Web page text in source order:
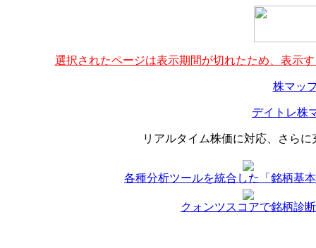
選択されたページは表示期間が切れたため、表示
株マッ
デイトレ株
リアルタイム株価に対応、さら
各種分析ツールを統合した「銘柄基
クォンツスコアで銘柄診断